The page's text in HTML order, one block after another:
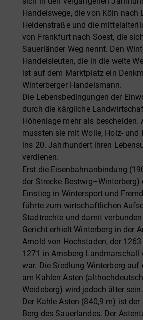
Handelswege, die von Köln nach
Heidenstraße und die
von Frankfurt nach Soest, die
Sauerländer Weg nennt. Den
Handelsleuten, die in die weite
ist auf dem Marktplatz ein
Winterberger Handelsmann.
Die Lebensbedingungen der
durch die kärgliche
Höhenlage mehr als bescheiden.
mussten sie mit Wolle, Holz- und
ins 20. Jahrhundert ihren
verdienen.
Erst die Eisenbahnanbindung
der Strecke Bestwig–Winterberg)
Einstieg in Wintersport und
führte zum wirtschaftlichen
Stadtrechte und damit
Gericht erhielt Winterberg in der
Arnold von Hochstaden, der
1271 in Arnsberg Landmarschall
war. Die Siedlung Winterberg auf
am Kahlen Asten
Weideberg) wird jedoch älter sein.
Der Kahle Asten (840,9 m) ist
Berg des Sauerlandes. Der